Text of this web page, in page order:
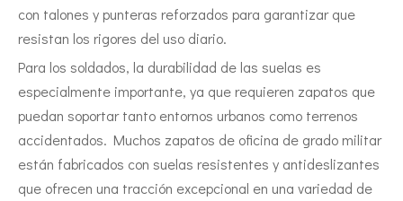
con talones y punteras reforzados para garantizar que
resistan los rigores del uso diario.
Para los soldados, la durabilidad de las suelas es
especialmente importante, ya que requieren zapatos que
puedan soportar tanto entornos urbanos como terrenos
accidentados. Muchos zapatos de oficina de grado militar
están fabricados con suelas resistentes y antideslizantes
que ofrecen una tracción excepcional en una variedad de